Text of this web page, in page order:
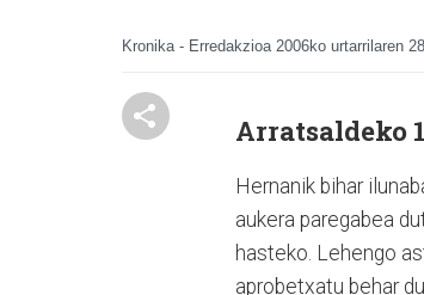
Kronika - Erredakzioa 2006ko urtarrilaren
Arratsaldeko
Hernanik bihar
aukera paregabea
hasteko. Lehengo
aprobetxatu behar